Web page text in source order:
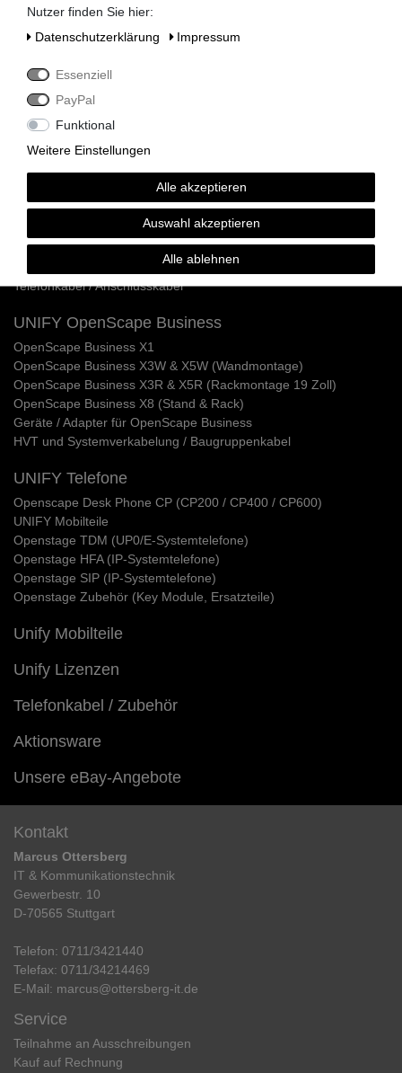
Siemens HiPath 3300 / 3500
Siemens HiPath 3800
Siemens HiPath Systemverkabelung
Siemens HiPath Dect Sender
Siemens HiPath Netzteile
Siemens HiPath MMC Karten
Siemens Optipoint 500 Telefone
Siemens Optipoint 500 Zubehör & Ersatzteile
Siemens Optipoint 500 Adapter
Siemens Optipoint 500 Ersatzdisplays
Siemens Optiset E Telefone & Zubehör
Telefonkabel / Anschlusskabel
UNIFY OpenScape Business
OpenScape Business X1
OpenScape Business X3W & X5W (Wandmontage)
OpenScape Business X3R & X5R (Rackmontage 19 Zoll)
OpenScape Business X8 (Stand & Rack)
Geräte / Adapter für OpenScape Business
HVT und Systemverkabelung / Baugruppenkabel
UNIFY Telefone
Openscape Desk Phone CP (CP200 / CP400 / CP600)
UNIFY Mobilteile
Openstage TDM (UP0/E-Systemtelefone)
Openstage HFA (IP-Systemtelefone)
Openstage SIP (IP-Systemtelefone)
Openstage Zubehör (Key Module, Ersatzteile)
Unify Mobilteile
Unify Lizenzen
Telefonkabel / Zubehör
Aktionsware
Unsere eBay-Angebote
Kontakt
Marcus Ottersberg
IT & Kommunikationstechnik
Gewerbestr. 10
D-70565 Stuttgart
Telefon: 0711/3421440
Telefax: 0711/34214469
E-Mail: marcus@ottersberg-it.de
Service
Teilnahme an Ausschreibungen
Kauf auf Rechnung
Nutzer finden Sie hier:
Daten­schutz­erklärung
Impressum
Essenziell
PayPal
Funktional
Weitere Einstellungen
Alle akzeptieren
Auswahl akzeptieren
Alle ablehnen